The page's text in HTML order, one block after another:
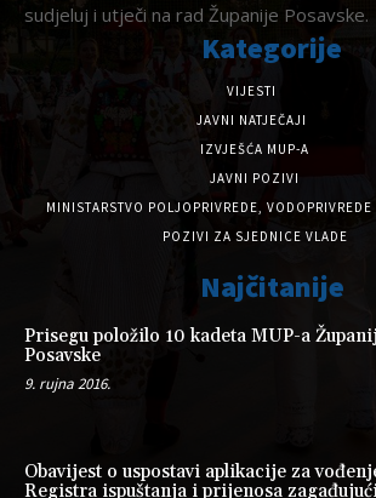
sudjeluj i utječi na rad Županije Posavske.
Kategorije
VIJESTI
JAVNI NATJEČAJI
IZVJEŠĆA MUP-A
JAVNI POZIVI
MINISTARSTVO POLJOPRIVREDE, VODOPRIVREDE
POZIVI ZA SJEDNICE VLADE
Najčitanije
Prisegu položilo 10 kadeta MUP-a
Posavske
9. rujna 2016.
Obavijest o uspostavi aplikacije za
Registra ispuštanja i prijenosa